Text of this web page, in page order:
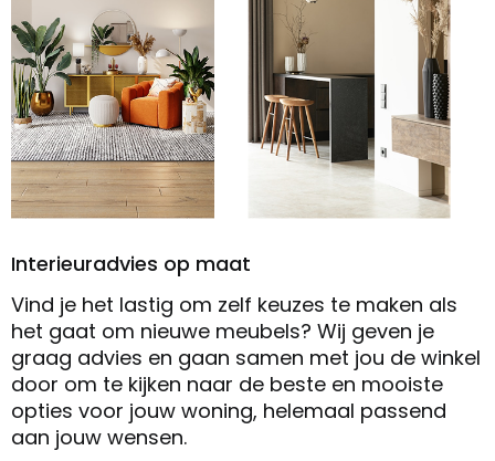
Interieuradvies op maat
Vind je het lastig om zelf keuzes te maken als
het gaat om nieuwe meubels? Wij geven je
graag advies en gaan samen met jou de winkel
door om te kijken naar de beste en mooiste
opties voor jouw woning, helemaal passend
aan jouw wensen.